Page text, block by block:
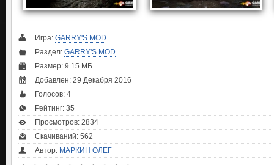
Игра: GARRY'S MOD
Раздел: GARRY'S MOD
Размер: 9.15 МБ
Добавлен: 29 Декабря 2016
Голосов: 4
Рейтинг: 35
Просмотров: 2834
Скачиваний: 562
Автор: МАРКИН ОЛЕГ